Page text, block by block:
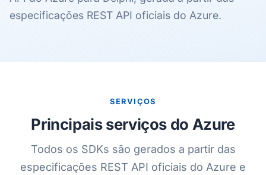
especificações REST API oficiais do Azure.
SERVIÇOS
Principais serviços do Azure
Todos os SDKs são gerados a partir das
especificações REST API oficiais do Azure e